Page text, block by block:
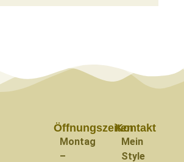
Kontakt
Mein
Style
Öffnungszeiten
Montag
–